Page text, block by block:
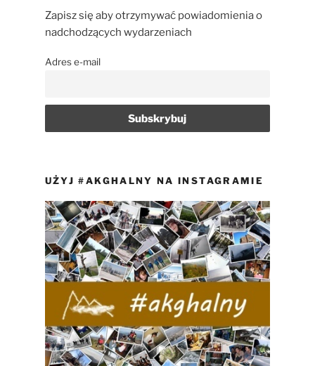
Zapisz się aby otrzymywać powiadomienia o
nadchodzących wydarzeniach
Adres e-mail
UŻYJ #AKGHALNY NA INSTAGRAMIE